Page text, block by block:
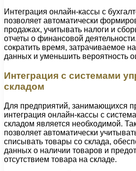
Интеграция онлайн-кассы с
позволяет автоматически
продажах, учитывать налоги и
отчеты о финансовой
сократить время, затрачиваемое
данных и уменьшить вероятность
Интеграция с системами
складом
Для предприятий, занимающихся
интеграция онлайн-кассы с
складом является необходимой.
позволяет автоматически
списывать товары со склада,
данных о наличии товаров и
отсутствием товара на складе.